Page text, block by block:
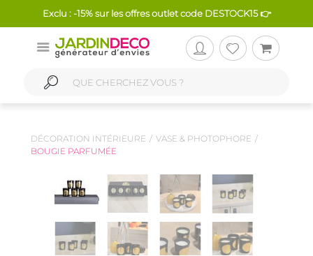
Exclu : -15% sur les offres outlet code DESTOCK15 👉
DÉCORATION INTÉRIEURE
VASE & PHOTOPHORE
BOUGIE PARFUMÉE